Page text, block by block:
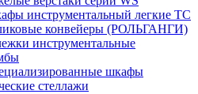
инструментальный легкие ТС
конвейеры (РОЛЬГАНГИ)
инструментальные
шкафы
стеллажи